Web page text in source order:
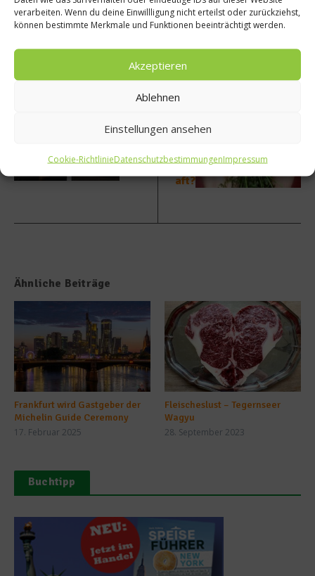
verarbeiten. Wenn du deine Einwillligung nicht erteilst oder zurückziehst,
können bestimmte Merkmale und Funktionen beeinträchtigt werden.
Akzeptieren
Ablehnen
Einstellungen ansehen
Cookie-RichtlinieDatenschutzbestimmungenImpressum
Köche
à la
Hubert
Tzschir
ner
Nächster Beitrag
Stärke
en
ch die
Sehkr
aft?
Ähnliche Beiträge
Frankfurt wird Gastgeber der
Michelin Guide Ceremony
17. Februar 2025
Fleischeslust – Tegernseer
Wagyu
28. September 2023
Buchtipp